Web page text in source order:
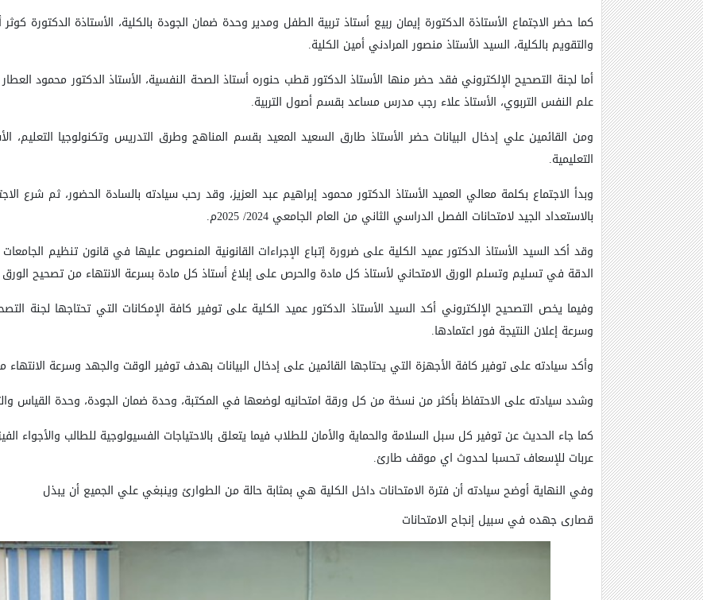
كما حضر الاجتماع الأستاذة الدكتورة إيمان ربيع أستاذ تربية الطفل ومدير وحدة ضمان الجودة بالكلية، الأستاذة الدكتورة
والتقويم بالكلية، السيد الأستاذ منصور المرادني أمين الكلية.
أما لجنة التصحيح الإلكتروني فقد حضر منها الأستاذ الدكتور قطب حنوره أستاذ الصحة النفسية، الأستاذ الدكتور محمود
علم النفس التربوي، الأستاذ علاء رجب مدرس مساعد بقسم أصول التربية.
ومن القائمين علي إدخال البيانات حضر الأستاذ طارق السعيد المعيد بقسم المناهج وطرق التدريس وتكنولوجيا التعليم،
التعليمية.
وبدأ الاجتماع بكلمة معالي العميد الأستاذ الدكتور محمود إبراهيم عبد العزيز، وقد رحب سيادته بالسادة الحضور، ثم شرع
بالاستعداد الجيد لامتحانات الفصل الدراسي الثاني من العام الجامعي 2024/ 2025م.
وقد أكد السيد الأستاذ الدكتور عميد الكلية على ضرورة إتباع الإجراءات القانونية المنصوص عليها في قانون تنظيم
الدقة في تسليم وتسلم الورق الامتحاني لأستاذ كل مادة والحرص على إبلاغ أستاذ كل مادة بسرعة الانتهاء من تصحيح الورق
وفيما يخص التصحيح الإلكتروني أكد السيد الأستاذ الدكتور عميد الكلية على توفير كافة الإمكانات التي تحتاجها لجنة
وسرعة إعلان النتيجة فور اعتمادها.
وأكد سيادته على توفير كافة الأجهزة التي يحتاجها القائمين على إدخال البيانات بهدف توفير الوقت والجهد وسرعة الانتهاء
وشدد سيادته على الاحتفاظ بأكثر من نسخة من كل ورقة امتحانيه لوضعها في المكتبة، وحدة ضمان الجودة، وحدة القياس
كما جاء الحديث عن توفير كل سبل السلامة والحماية والأمان للطلاب فيما يتعلق بالاحتياجات الفسيولوجية للطالب والأجواء
عربات للإسعاف تحسبا لحدوث اي موقف طارئ.
وفي النهاية أوضح سيادته أن فترة الامتحانات داخل الكلية هي بمثابة حالة من الطوارئ وينبغي علي الجميع أن يبذل
قصارى جهده في سبيل إنجاح الامتحانات